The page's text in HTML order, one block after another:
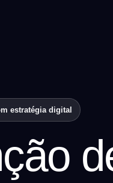
estratégia digital